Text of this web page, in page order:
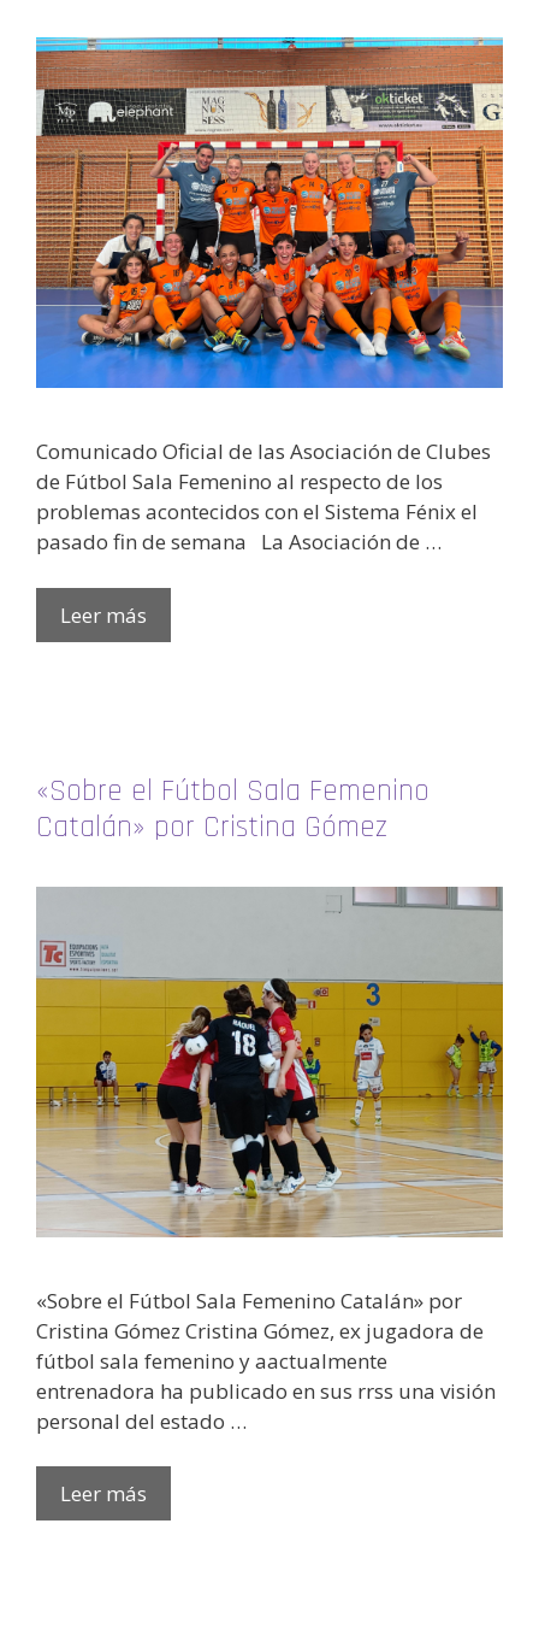
Comunicado Oficial de las Asociación de Clubes
de Fútbol Sala Femenino al respecto de los
problemas acontecidos con el Sistema Fénix el
pasado fin de semana La Asociación de …
Leer más
«Sobre el Fútbol Sala Femenino
Catalán» por Cristina Gómez
«Sobre el Fútbol Sala Femenino Catalán» por
Cristina Gómez Cristina Gómez, ex jugadora de
fútbol sala femenino y aactualmente
entrenadora ha publicado en sus rrss una visión
personal del estado …
Leer más